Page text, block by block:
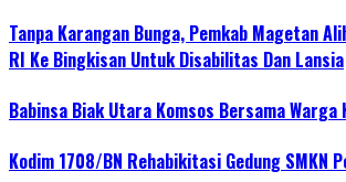
Tanpa Karangan Bunga, Pemkab Magetan
RI Ke Bingkisan Untuk Disabilitas Dan Lansia
Babinsa Biak Utara Komsos Bersama Warga
Kodim 1708/BN Rehabikitasi Gedung SMKN